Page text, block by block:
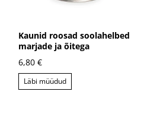
Kaunid roosad soolahelbed
marjade ja õitega
6,80 €
Läbi müüdud